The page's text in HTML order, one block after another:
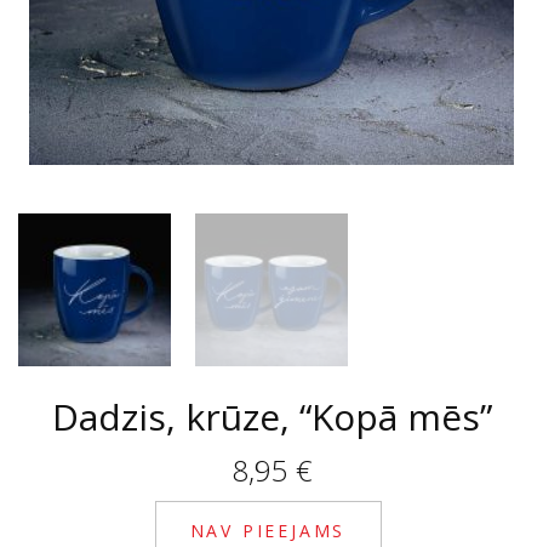
Dadzis, krūze, “Kopā mēs”
8,95 €
NAV PIEEJAMS